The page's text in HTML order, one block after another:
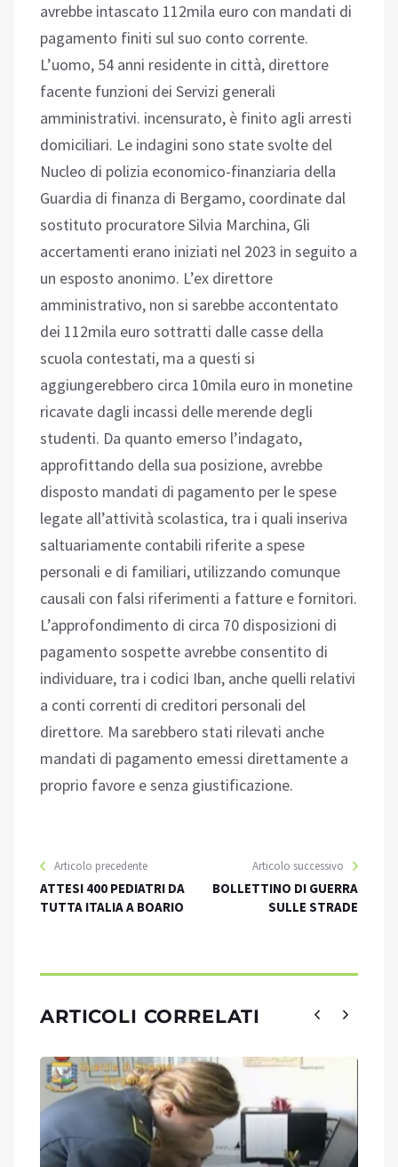
avrebbe intascato 112mila euro con mandati di
pagamento finiti sul suo conto corrente.
L’uomo, 54 anni residente in città, direttore
facente funzioni dei Servizi generali
amministrativi. incensurato, è finito agli arresti
domiciliari. Le indagini sono state svolte del
Nucleo di polizia economico-finanziaria della
Guardia di finanza di Bergamo, coordinate dal
sostituto procuratore Silvia Marchina, Gli
accertamenti erano iniziati nel 2023 in seguito a
un esposto anonimo. L’ex direttore
amministrativo, non si sarebbe accontentato
dei 112mila euro sottratti dalle casse della
scuola contestati, ma a questi si
aggiungerebbero circa 10mila euro in monetine
ricavate dagli incassi delle merende degli
studenti. Da quanto emerso l’indagato,
approfittando della sua posizione, avrebbe
disposto mandati di pagamento per le spese
legate all’attività scolastica, tra i quali inseriva
saltuariamente contabili riferite a spese
personali e di familiari, utilizzando comunque
causali con falsi riferimenti a fatture e fornitori.
L’approfondimento di circa 70 disposizioni di
pagamento sospette avrebbe consentito di
individuare, tra i codici Iban, anche quelli relativi
a conti correnti di creditori personali del
direttore. Ma sarebbero stati rilevati anche
mandati di pagamento emessi direttamente a
proprio favore e senza giustificazione.
Articolo precedente
ATTESI 400 PEDIATRI DA
TUTTA ITALIA A BOARIO
Articolo successivo
BOLLETTINO DI GUERRA
SULLE STRADE
ARTICOLI CORRELATI